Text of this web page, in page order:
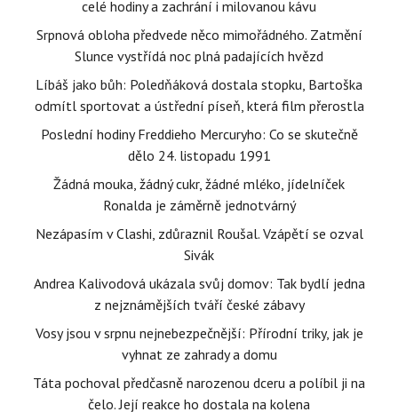
celé hodiny a zachrání i milovanou kávu
Srpnová obloha předvede něco mimořádného. Zatmění
Slunce vystřídá noc plná padajících hvězd
Líbáš jako bůh: Poledňáková dostala stopku, Bartoška
odmítl sportovat a ústřední píseň, která film přerostla
Poslední hodiny Freddieho Mercuryho: Co se skutečně
dělo 24. listopadu 1991
Žádná mouka, žádný cukr, žádné mléko, jídelníček
Ronalda je záměrně jednotvárný
Nezápasím v Clashi, zdůraznil Roušal. Vzápětí se ozval
Sivák
Andrea Kalivodová ukázala svůj domov: Tak bydlí jedna
z nejznámějších tváří české zábavy
Vosy jsou v srpnu nejnebezpečnější: Přírodní triky, jak je
vyhnat ze zahrady a domu
Táta pochoval předčasně narozenou dceru a políbil ji na
čelo. Její reakce ho dostala na kolena